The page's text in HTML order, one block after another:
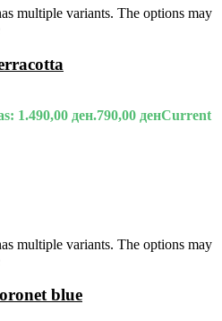
multiple variants. The options may
1.490,00 ден.790,00 денCurrent
multiple variants. The options may
blue